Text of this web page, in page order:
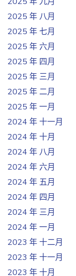
2025 年 八月
2025 年 七月
2025 年 六月
2025 年 四月
2025 年 三月
2025 年 二月
2025 年 一月
2024 年 十一月
2024 年 十月
2024 年 八月
2024 年 六月
2024 年 五月
2024 年 四月
2024 年 三月
2024 年 一月
2023 年 十二月
2023 年 十一月
2023 年 十月